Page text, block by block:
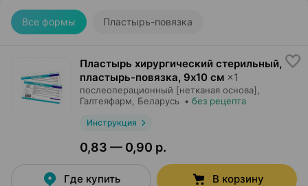
Все формы Пластырь-повязка
Пластырь хирургический стерильный,
пластырь-повязка, 9х10 см ×1
послеоперационный [нетканая основа],
Галтеяфарм , Беларусь • без рецепта
Инструкция
0,83 — 0,90 р.
Где купить В корзину